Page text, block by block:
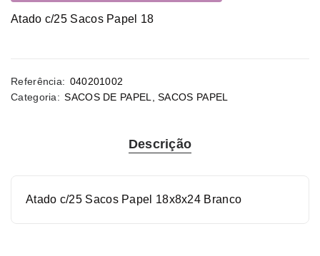
Atado c/25 Sacos Papel 18
Referência: 040201002
Categoria: SACOS DE PAPEL ,SACOS PAPEL
Descrição
Atado c/25 Sacos Papel 18x8x24 Branco